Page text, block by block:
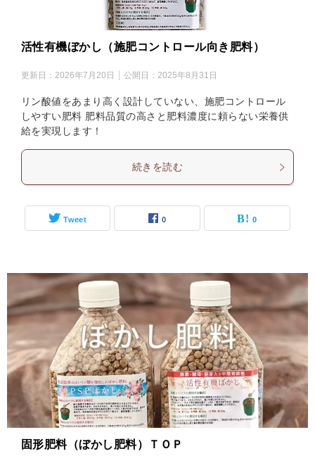
活性有機ぼかし（施肥コントロール向き肥料）
更新日： 2026年7月20日 公開日： 2025年8月31日
リン酸値をあまり高く設計していない、施肥コントロール
しやすい肥料 肥料品質の高さと肥料濃度に頼らない栄養供
給を実現します！
続きを読む
Tweet 0 0
固形肥料（ぼかし肥料）ＴＯＰ